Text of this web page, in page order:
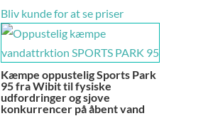
Bliv kunde for at se priser
Kæmpe oppustelig Sports Park
95 fra Wibit til fysiske
udfordringer og sjove
konkurrencer på åbent vand